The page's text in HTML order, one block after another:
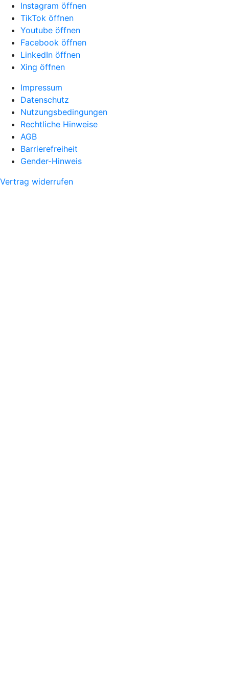
Instagram öffnen
TikTok öffnen
Youtube öffnen
Facebook öffnen
LinkedIn öffnen
Xing öffnen
Impressum
Datenschutz
Nutzungsbedingungen
Rechtliche Hinweise
AGB
Barrierefreiheit
Gender-Hinweis
Vertrag widerrufen